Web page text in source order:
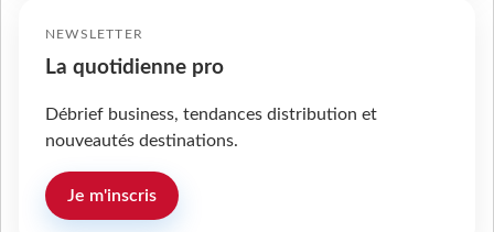
NEWSLETTER
La quotidienne pro
Débrief business, tendances distribution et
nouveautés destinations.
Je m'inscris